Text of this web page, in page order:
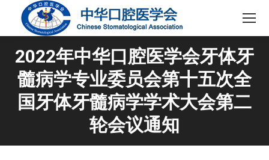
2022年中华口腔医学会牙体牙
髓病学专业委员会第十五次全
国牙体牙髓病学学术大会第二
轮会议通知